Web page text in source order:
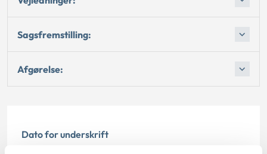
Sagsfremstilling:
Afgørelse:
Dato for underskrift